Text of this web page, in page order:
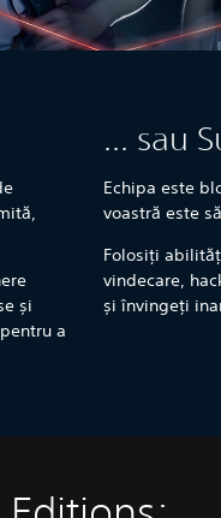
și
a
... sau
Echipa este
voastră este
Folosiți
vindecare,
și învingeți